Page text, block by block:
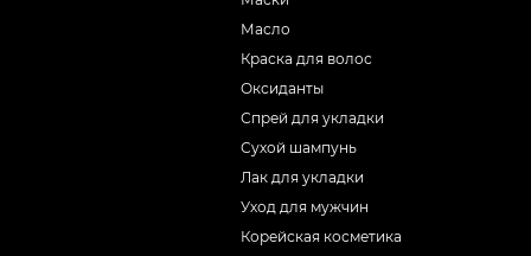
Масло
Краска для волос
Оксиданты
Спрей для укладки
Сухой шампунь
Лак для укладки
Уход для мужчин
Корейская косметика